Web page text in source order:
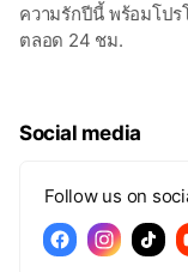
ความรักปีนี้ พร้อมโปร
ตลอด 24 ชม.
Social media
Follow us on